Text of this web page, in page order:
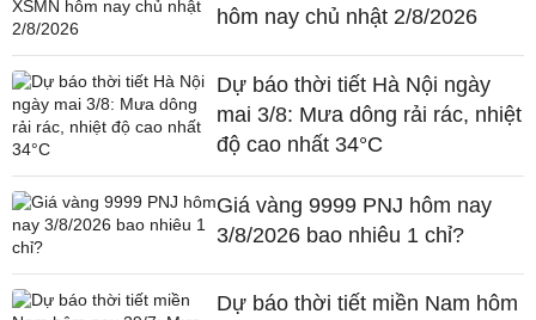
hôm nay chủ nhật 2/8/2026
Dự báo thời tiết Hà Nội ngày
mai 3/8: Mưa dông rải rác, nhiệt
độ cao nhất 34°C
Giá vàng 9999 PNJ hôm nay
3/8/2026 bao nhiêu 1 chỉ?
Dự báo thời tiết miền Nam hôm